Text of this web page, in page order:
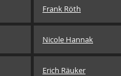
Frank Röth
Nicole Hannak
Erich Räuker